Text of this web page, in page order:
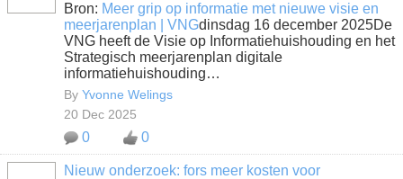
Bron: Meer grip op informatie met nieuwe visie en
meerjarenplan | VNGdinsdag 16 december 2025De
VNG heeft de Visie op Informatiehuishouding en het
Strategisch meerjarenplan digitale
informatiehuishouding…
By Yvonne Welings
20 Dec 2025
0 0
Nieuw onderzoek: fors meer kosten voor